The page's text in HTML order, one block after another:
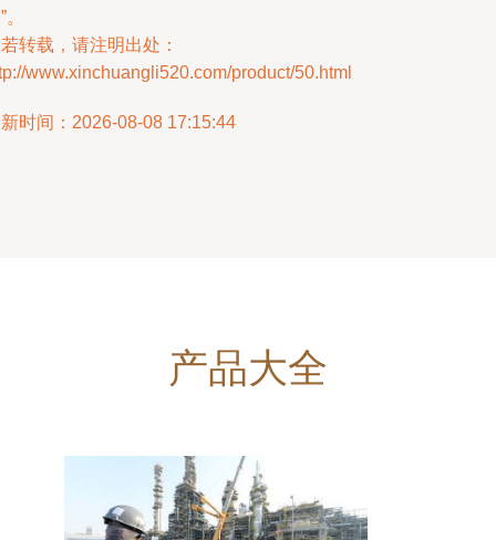
转载，请注明出处：
www.xinchuangli520.com/product/50.html
时间：2026-08-08 17:15:44
产品大全